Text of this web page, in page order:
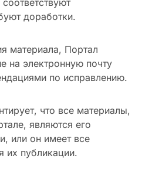
доработки.
материала, Портал
на электронную почту
по исправлению.
что все материалы,
являются его
или он имеет все
их публикации.